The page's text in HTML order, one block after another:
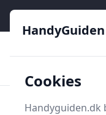
HandyGuiden
Cookies